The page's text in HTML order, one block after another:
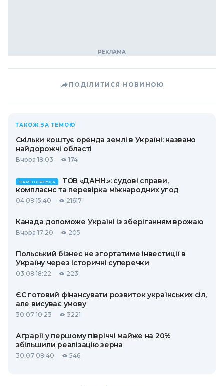
ПОДІЛИТИСЯ НОВИНОЮ
ТАКОЖ ЗА ТЕМОЮ
Скільки коштує оренда землі в Україні: названо
найдорожчі області
Вчора 18:03 174
ПАРТНЕРСЬКА
ТОВ «ДАНН.»: судові справи,
комплаєнс та перевірка міжнародних угод
04.08 15:40 21617
Канада допоможе Україні із зберіганням врожаю
Вчора 17:20 205
Польський бізнес не згортатиме інвестиції в
Україну через історичні суперечки
03.08 18:22 223
ЄС готовий фінансувати розвиток українських сіл,
але висуває умову
30.07 10:23 3221
Аграрії у першому півріччі майже на 20%
збільшили реалізацію зерна
30.07 08:40 546